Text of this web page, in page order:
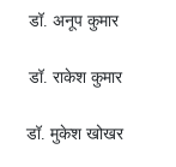
डॉ. अनूप कुमार
डॉ. राकेश कुमार
डॉ. मुकेश खोखर